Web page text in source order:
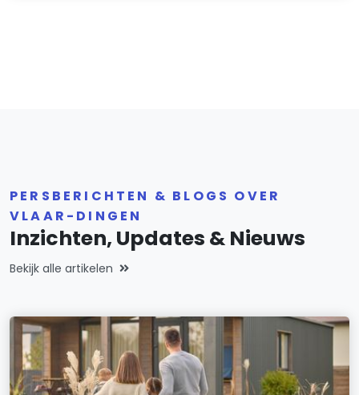
PERSBERICHTEN & BLOGS OVER
VLAAR-DINGEN
Inzichten, Updates & Nieuws
Bekijk alle artikelen